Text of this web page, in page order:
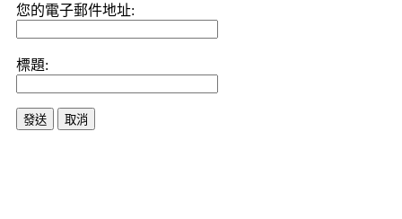
您的電子郵件地址:
標題:
發送 取消